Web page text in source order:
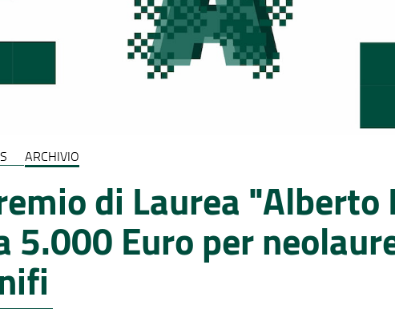
ARCHIVIO
di Laurea
5.000 Euro per